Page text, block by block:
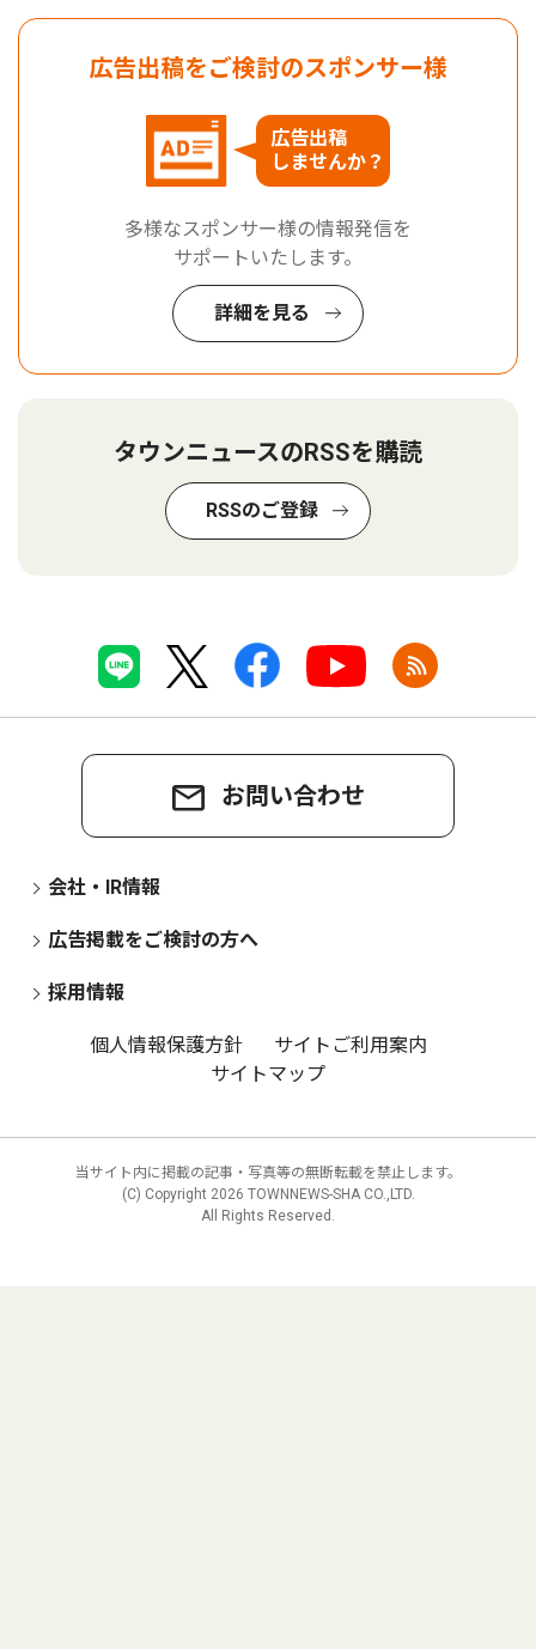
広告出稿をご検討のスポンサー様
広告出稿
しませんか？
多様なスポンサー様の情報発信を
サポートいたします。
詳細を見る
タウンニュースのRSSを購読
RSSのご登録
お問い合わせ
会社・IR情報
広告掲載をご検討の方へ
採用情報
個人情報保護方針
サイトご利用案内
サイトマップ
当サイト内に掲載の記事・写真等の無断転載を禁止します。
(C) Copyright 2026 TOWNNEWS-SHA CO.,LTD.
All Rights Reserved.